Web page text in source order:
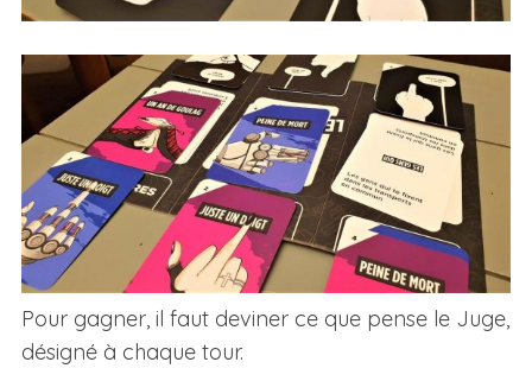
Pour gagner, il faut deviner ce que pense le Juge,
désigné à chaque tour.